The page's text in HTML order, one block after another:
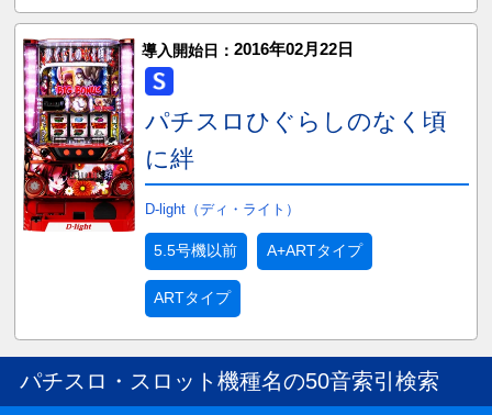
導入開始日： 2016年02月22日
パチスロひぐらしのなく頃
に絆
D-light（ディ・ライト）
5.5号機以前 A+ARTタイプ
ARTタイプ
パチスロ・スロット機種名の50音索引検索